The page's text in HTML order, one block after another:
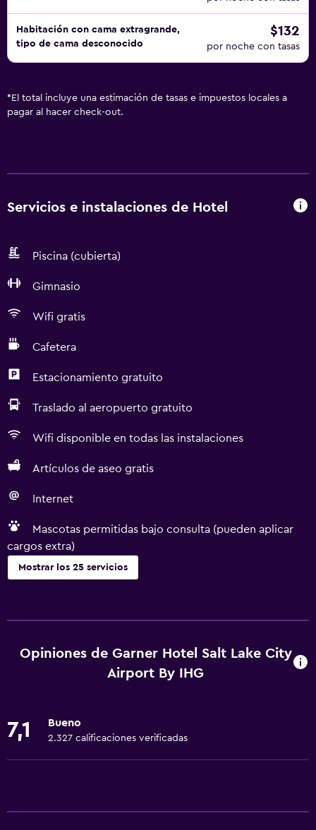
Habitación con cama extragrande,
tipo de cama desconocido
$132
por noche con tasas
* El total incluye una estimación de tasas e impuestos locales a
pagar al hacer check-out.
Servicios e instalaciones de Hotel
Piscina (cubierta)
Gimnasio
Wifi gratis
Cafetera
Estacionamiento gratuito
Traslado al aeropuerto gratuito
Wifi disponible en todas las instalaciones
Artículos de aseo gratis
Internet
Mascotas permitidas bajo consulta (pueden aplicar
cargos extra)
Mostrar los 25 servicios
Wifi gratis
Wifi disponible en todas las instalaciones
Calefacción
Opiniones de Garner Hotel Salt Lake City
Airport By IHG
7,1 Bueno
2.327 calificaciones verificadas